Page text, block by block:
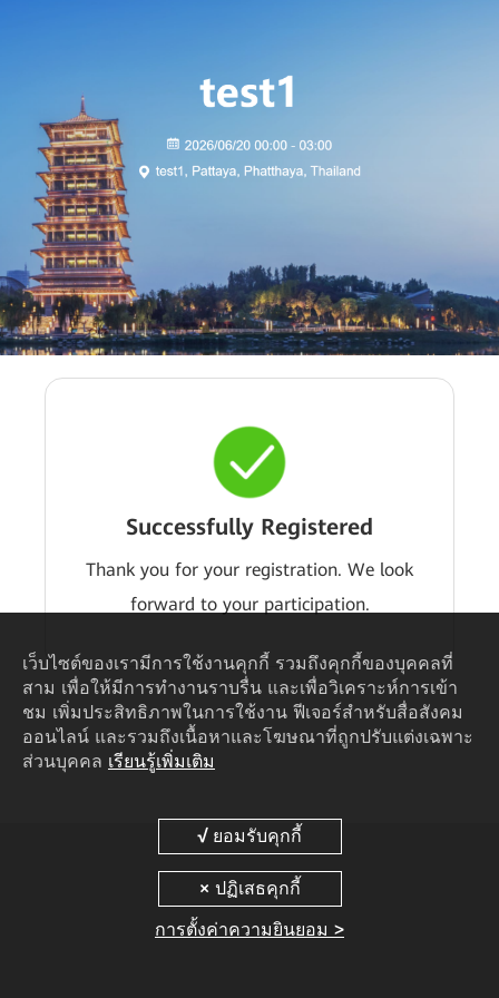
Successfully Registered
Thank you for your registration. We look
forward to your participation.
เว็บไซต์ของเรามีการใช้งานคุกกี้ รวมถึงคุกกี้ของบุคคลที่
สาม เพื่อให้มีการทำงานราบรื่น และเพื่อวิเคราะห์การเข้า
ชม เพิ่มประสิทธิภาพในการใช้งาน ฟีเจอร์สำหรับสื่อสังคม
ออนไลน์ และรวมถึงเนื้อหาและโฆษณาที่ถูกปรับแต่งเฉพาะ
ส่วนบุคคล เรียนรู้เพิ่มเติม
การตั้งค่าความยินยอม >